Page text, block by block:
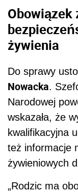
Obowiązek
żywienia
Do sprawy
Nowacka.
Narodowej
wskazała, że
kwalifikacyjna
też informacje
żywieniowych
„Rodzic ma